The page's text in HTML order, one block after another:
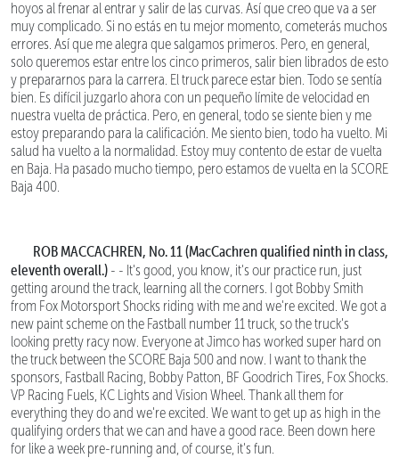
hoyos al frenar al entrar y salir de las curvas. Así que creo que va a ser
muy complicado. Si no estás en tu mejor momento, cometerás muchos
errores. Así que me alegra que salgamos primeros. Pero, en general,
solo queremos estar entre los cinco primeros, salir bien librados de esto
y prepararnos para la carrera. El truck parece estar bien. Todo se sentía
bien. Es difícil juzgarlo ahora con un pequeño límite de velocidad en
nuestra vuelta de práctica. Pero, en general, todo se siente bien y me
estoy preparando para la calificación. Me siento bien, todo ha vuelto. Mi
salud ha vuelto a la normalidad. Estoy muy contento de estar de vuelta
en Baja. Ha pasado mucho tiempo, pero estamos de vuelta en la SCORE
Baja 400.
ROB MACCACHREN, No. 11 (MacCachren qualified ninth in class,
eleventh overall.) - - It's good, you know, it's our practice run, just
getting around the track, learning all the corners. I got Bobby Smith
from Fox Motorsport Shocks riding with me and we're excited. We got a
new paint scheme on the Fastball number 11 truck, so the truck's
looking pretty racy now. Everyone at Jimco has worked super hard on
the truck between the SCORE Baja 500 and now. I want to thank the
sponsors, Fastball Racing, Bobby Patton, BF Goodrich Tires, Fox Shocks.
VP Racing Fuels, KC Lights and Vision Wheel. Thank all them for
everything they do and we're excited. We want to get up as high in the
qualifying orders that we can and have a good race. Been down here
for like a week pre-running and, of course, it's fun.